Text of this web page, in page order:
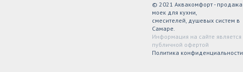
© 2021 Аквакомфорт - продажа
моек для кухни,
смесителей, душевых систем в
Самаре.
Информация на сайте является
публичной офертой
Политика конфиденциальности